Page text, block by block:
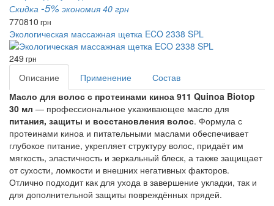
Скидка -5% экономия 40 грн
770810 грн
Экологическая массажная щетка ECO 2338 SPL
249 грн
Описание Применение
Состав
Масло для волос с протеинами киноа 911 Quinoa Biotop
30 мл — профессиональное ухаживающее масло для
питания, защиты и восстановления волос. Формула с
протеинами киноа и питательными маслами обеспечивает
глубокое питание, укрепляет структуру волос, придаёт им
мягкость, эластичность и зеркальный блеск, а также защищает
от сухости, ломкости и внешних негативных факторов.
Отлично подходит как для ухода в завершение укладки, так и
для дополнительной защиты повреждённых прядей.